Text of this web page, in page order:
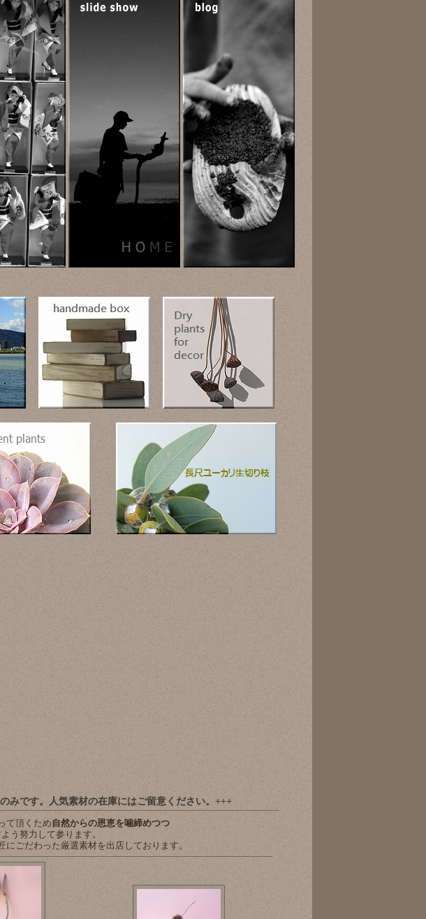
です。人気素材の在庫にはご留意ください。+++
て頂くため自然からの恩恵を噛締めつつ
う努力して参ります。
ごだわった厳選素材を出店しております。